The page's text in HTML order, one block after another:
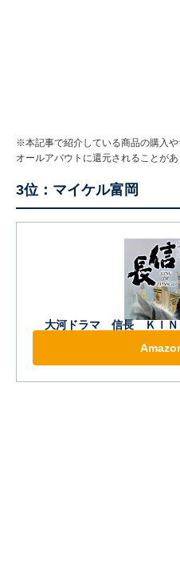
※本記事で紹介している商品の購入
オールアバウトに還元されることがあ
3位：マイケル富岡
大河ドラマ 信長 ＫＩ